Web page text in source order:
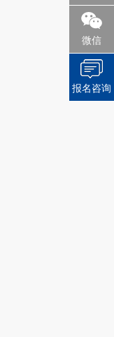
微信
报名咨询